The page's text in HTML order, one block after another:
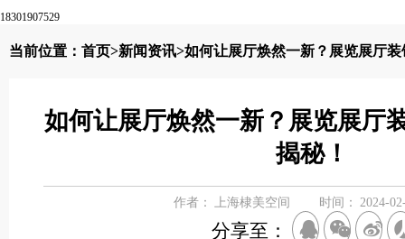
18301907529
当前位置： 首页>新闻资讯>如何让展厅焕然一新？展览展厅
如何让展厅焕然一新？展览展厅
揭秘！
作者： 上海棣美空间 时间： 2024-
分享至：